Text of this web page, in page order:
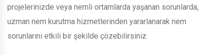
projelerinizde veya nemli ortamlarda yaşanan sorunlarda,
uzman nem kurutma hizmetlerinden yararlanarak nem
sorunlarını etkili bir şekilde çözebilirsiniz.